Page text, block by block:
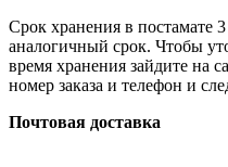
Срок хранения в постамате
аналогичный срок. Чтобы
время хранения зайдите на
номер заказа и телефон и
Почтовая доставка